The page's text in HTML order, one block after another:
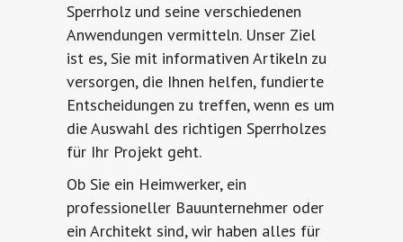
Sperrholz und seine verschiedenen
Anwendungen vermitteln. Unser Ziel
ist es, Sie mit informativen Artikeln zu
versorgen, die Ihnen helfen, fundierte
Entscheidungen zu treffen, wenn es um
die Auswahl des richtigen Sperrholzes
für Ihr Projekt geht.
Ob Sie ein Heimwerker, ein
professioneller Bauunternehmer oder
ein Architekt sind, wir haben alles für